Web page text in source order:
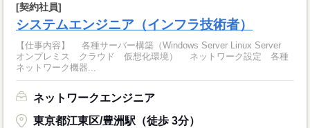
[契約社員]
システムエンジニア（インフラ技術者）
【仕事内容】 各種サーバー構築（Windows Server Linux Server
オンプレミス クラウド 仮想化環境） ネットワーク設定 各種
ネットワーク機器...
ネットワークエンジニア
東京都江東区/豊洲駅（徒歩 3分）